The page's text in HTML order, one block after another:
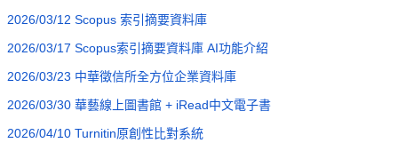
2026/03/12 Scopus 索引摘要資料庫
2026/03/17 Scopus索引摘要資料庫 AI功能介紹
2026/03/23 中華徵信所全方位企業資料庫
2026/03/30 華藝線上圖書館 + iRead中文電子書
2026/04/10 Turnitin原創性比對系統